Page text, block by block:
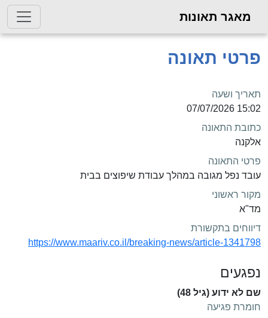
מאגר תאונות
פרטי תאונה
תאריך ושעה
15:02 07/07/2026
כתובת התאונה
אלקנה
פרטי התאונה
עובד נפל מגובה במהלך עבודת שיפוצים בבית
מקור ראשוני
מד"א
דיווחים בתקשורת
https://www.maariv.co.il/breaking-news/article-1341798
נפגעים
שם לא ידוע (גיל 48)
חומרת פגיעה